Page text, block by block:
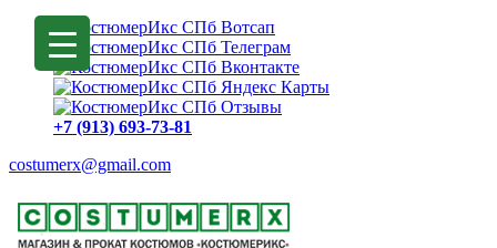
+7 (913) 693-73-81
costumerx@gmail.com